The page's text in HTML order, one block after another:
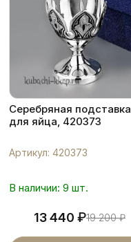
Серебряная подставка
для яйца, 420373
Артикул: 420373
В наличии: 9 шт.
13 440 ₽19 200₽